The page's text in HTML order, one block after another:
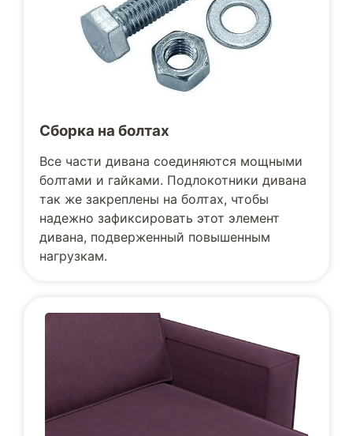
Сборка на болтах
Все части дивана соединяются мощными
болтами и гайками. Подлокотники дивана
так же закреплены на болтах, чтобы
надежно зафиксировать этот элемент
дивана, подверженный повышенным
нагрузкам.